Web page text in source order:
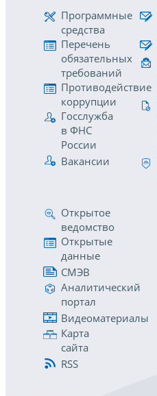
Программные
средства
Перечень
обязательных
требований
Противодействие
коррупции
Госслужба
в ФНС
России
Вакансии
Открытое
ведомство
Открытые
данные
СМЭВ
Аналитический
портал
Видеоматериалы
Карта
сайта
RSS